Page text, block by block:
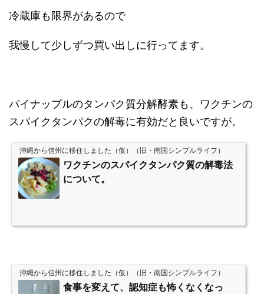
冷蔵庫も限界があるので
我慢して少しずつ買い出しに行ってます。
パイナップルのタンパク質分解酵素も、ワクチンの
スパイクタンパクの解毒に有効だと良いですが。
沖縄から信州に移住しました（仮）（旧・南国シンプルライフ）
ワクチンのスパイクタンパク質の解毒法
について。
沖縄から信州に移住しました（仮）（旧・南国シンプルライフ）
食事を変えて、認知症も怖くなくなっ